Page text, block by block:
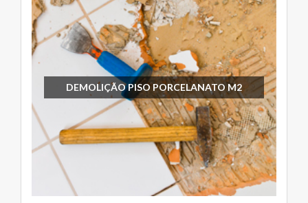
DEMOLIÇÃO PISO PORCELANATO M2